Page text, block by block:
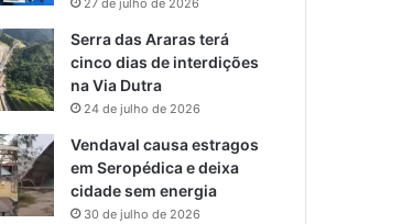
27 de julho de 2026
Serra das Araras terá
cinco dias de interdições
na Via Dutra
24 de julho de 2026
Vendaval causa estragos
em Seropédica e deixa
cidade sem energia
30 de julho de 2026